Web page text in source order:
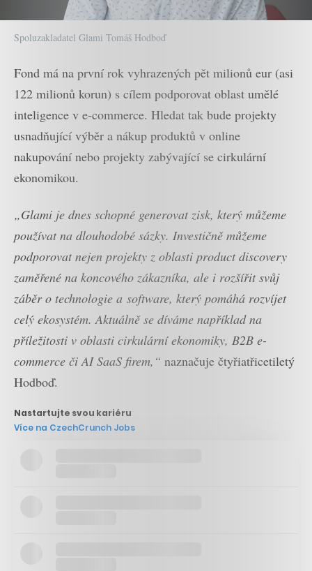
Spoluzakladatel Glami Tomáš Hodboď
Fond má na první rok vyhrazených pět milionů eur (asi
122 milionů korun) s cílem podporovat oblast umělé
inteligence v e-commerce. Hledat tak bude projekty
usnadňující výběr a nákup produktů v online
nakupování nebo projekty zabývající se cirkulární
ekonomikou.
„Glami je dnes schopné generovat zisk, který můžeme
používat na dlouhodobé sázky. Investičně můžeme
podporovat nejen projekty z oblasti product discovery
zaměřené na koncového zákazníka, ale i rozšířit svůj
záběr o technologie a software, který pomáhá rozvíjet
celý ekosystém. Aktuálně se díváme například na
příležitosti v oblasti cirkulární ekonomiky, B2B e-
commerce či AI SaaS firem,“ naznačuje čtyřiatřicetiletý
Hodboď.
Nastartujte svou kariéru
Více na CzechCrunch Jobs